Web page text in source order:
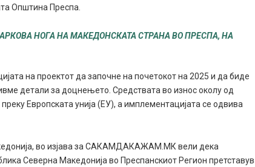
Општина Преспа.
НОГА НА МАКЕДОНСКАТА СТРАНА ВО ПРЕСПА, НА
на проектот да започне на почетокот на 2025 и да биде
детали за доцнењето. Средствата во износ околу од
Европската унија (ЕУ), а имплементацијата се одвива
во изјава за САКАМДАКАЖАМ.МК вели дека
Северна Македонија во Преспанскиот Регион